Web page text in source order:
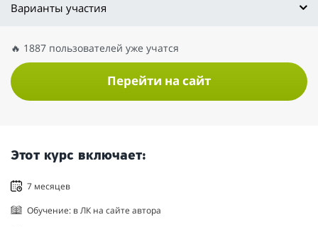
Варианты участия
🔥 1887 пользователей уже учатся
Перейти на сайт
Этот курс включает:
7 месяцев
Обучение: в ЛК на сайте автора